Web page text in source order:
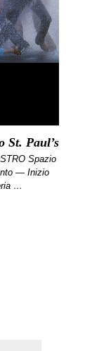
St. Paul’s
Spazio
— Inizio
…